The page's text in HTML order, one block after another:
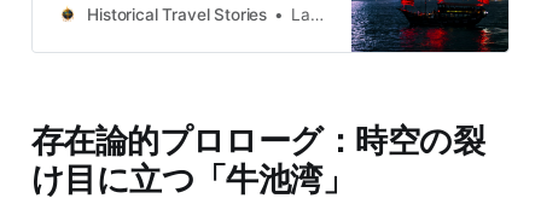
neighbourhoods filled with
Historical Travel Stories Lawrence
存在論的プロローグ：時空の裂
け目に立つ「牛池湾」